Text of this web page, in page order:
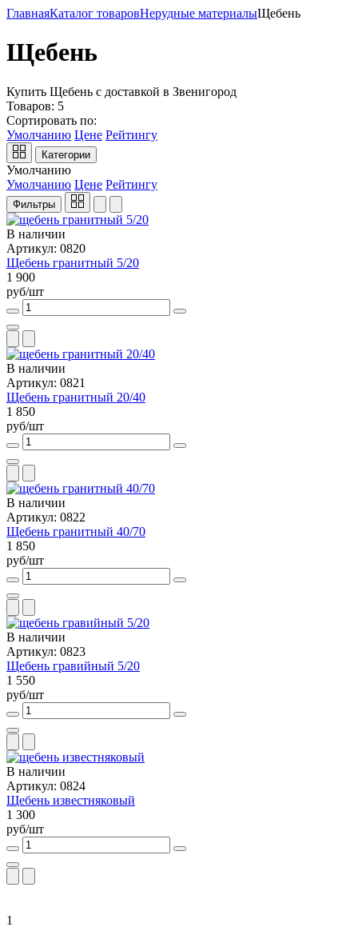
ГлавнаяКаталог товаровНерудные материалыЩебень
Щебень
Купить Щебень с доставкой в Звенигород
Товаров: 5
Сортировать по:
Умолчанию Цене Рейтингу
Категории
Умолчанию
Умолчанию Цене Рейтингу
Фильтры
В наличии
Артикул: 0820
Щебень гранитный 5/20
1 900
руб/шт
В наличии
Артикул: 0821
Щебень гранитный 20/40
1 850
руб/шт
В наличии
Артикул: 0822
Щебень гранитный 40/70
1 850
руб/шт
В наличии
Артикул: 0823
Щебень гравийный 5/20
1 550
руб/шт
В наличии
Артикул: 0824
Щебень известняковый
1 300
руб/шт
1